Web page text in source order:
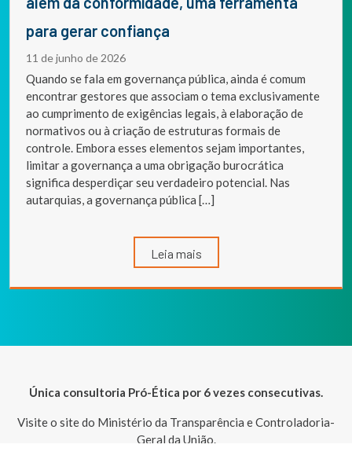
para gerar confiança
11 de junho de 2026
Quando se fala em governança pública, ainda é comum
encontrar gestores que associam o tema exclusivamente
ao cumprimento de exigências legais, à elaboração de
normativos ou à criação de estruturas formais de
controle. Embora esses elementos sejam importantes,
limitar a governança a uma obrigação burocrática
significa desperdiçar seu verdadeiro potencial. Nas
autarquias, a governança pública […]
Leia mais
Única consultoria Pró-Ética por 6 vezes consecutivas.
Visite o site do Ministério da Transparência e Controladoria-
Geral da União.